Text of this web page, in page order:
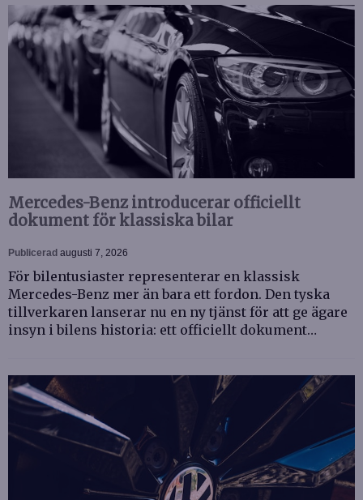
Mercedes-Benz introducerar officiellt
dokument för klassiska bilar
Publicerad augusti 7, 2026
För bilentusiaster representerar en klassisk
Mercedes-Benz mer än bara ett fordon. Den tyska
tillverkaren lanserar nu en ny tjänst för att ge ägare
insyn i bilens historia: ett officiellt dokument…